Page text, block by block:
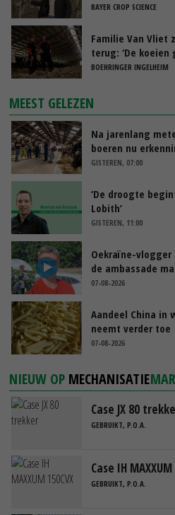
BAYER CROP SCIENCE
Familie Van Vliet
terug: ‘De
BOEHRINGER INGELHEIM
MEEST GELEZEN
Na jarenlang
boeren nu
GISTEREN, 07:00
‘De droogte
Lobith’
GISTEREN, 11:00
Oekraïne-vlogger
de ambassade
07-08-2026
Aandeel China in
neemt verder toe
07-08-2026
NIEUW OP MECHANISATIE
Case JX 80
GEBRUIKT, P.O.A.
Case IH MAXXUM
GEBRUIKT, P.O.A.